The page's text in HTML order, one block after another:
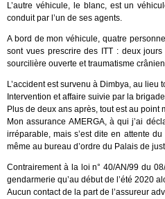
L’autre véhicule, le blanc, est un
conduit par l’un de ses agents.
A bord de mon véhicule, quatre
sont vues prescrire des ITT : deux
sourcilière ouverte et traumatisme
L’accident est survenu à Dimbya, au lieu
Intervention et affaire suivie par la
Plus de deux ans après, tout est au point
Mon assurance AMERGA, à qui j’ai
irréparable, mais s’est dite en attente
même au bureau d’ordre du Palais de
Contrairement à la loi n° 40/AN/99 du
gendarmerie qu’au début de l’été 2020
Aucun contact de la part de l’assureur